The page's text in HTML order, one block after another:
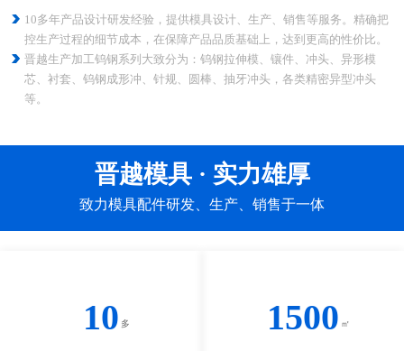
10多年产品设计研发经验，提供模具设计、生产、销售等服务。精确把
控生产过程的细节成本，在保障产品品质基础上，达到更高的性价比。
晋越生产加工钨钢系列大致分为：钨钢拉伸模、镶件、冲头、异形模
芯、衬套、钨钢成形冲、针规、圆棒、抽牙冲头，各类精密异型冲头
等。
晋越模具 · 实力雄厚
致力模具配件研发、生产、销售于一体
10 1500